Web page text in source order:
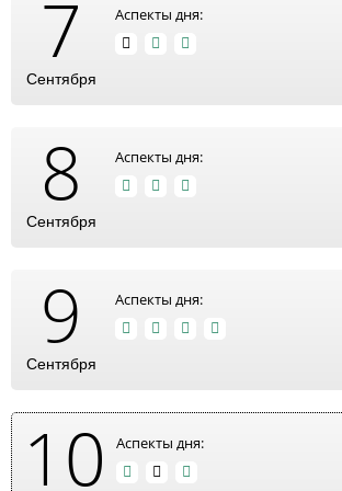
7
Сентября
Аспекты дня:
8
Сентября
Аспекты дня:
9
Сентября
Аспекты дня:
10 Аспекты дня: